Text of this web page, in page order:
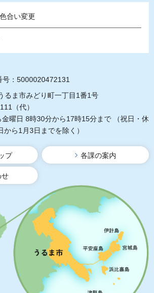
合い変更
号：5000020472131
ま市みどり町一丁目1番1号
（代）
金曜日 8時30分から17時15分まで
（祝日・休
ら1月3日までを除く）
プ 各課の案内
せ